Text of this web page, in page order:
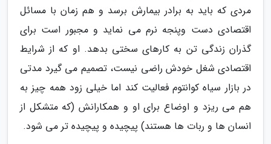
مردی که باید به برادر بیمارش برسد و هم زمان با مسائل
اقتصادی دست وپنجه نرم می نماید و مجبور است برای
گذران زندگی تن به کارهای سختی بدهد. او که از شرایط
اقتصادی شغل خودش راضی نیست، تصمیم می گیرد مدتی
در بازار سیاه کوانتوم فعالیت کند اما خیلی زود همه چیز به
هم می ریزد و اوضاع برای او و همکارانش (که متشکل از
انسان ها و ربات ها هستند) پیچیده و پیچیده تر می شود.